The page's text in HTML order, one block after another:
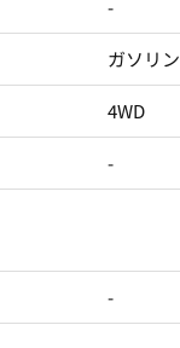
-
ガソリン
4WD
-
-